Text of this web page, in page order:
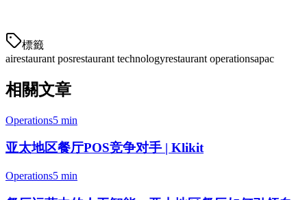
標籤
airestaurant posrestaurant technologyrestaurant operationsapac
相關文章
Operations5 min
亚太地区餐厅POS竞争对手 | Klikit
Operations5 min